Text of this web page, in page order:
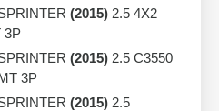
(2015) 2.5 4X2
3P
(2015) 2.5 C3550
3P
(2015) 2.5